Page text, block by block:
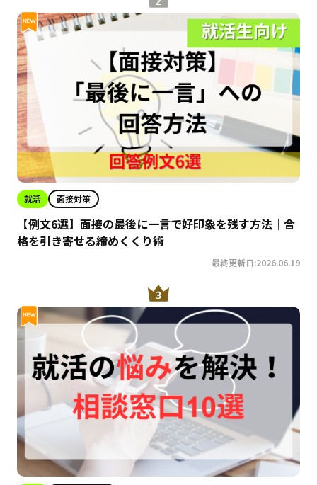
就活 面接対策
【例文6選】面接の最後に一言で好印象を残す方法｜合
格を引き寄せる締めくくり術
最終更新日:2026.06.19